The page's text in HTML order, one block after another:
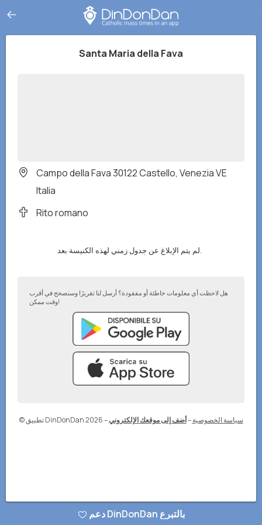
Santa Maria della Fava
Campo della Fava 30122 Castello, Venezia VE
Italia
Rito romano
لم يتم الإبلاغ عن جدول زمني لهذه الكنيسة بعد.
هل لاحظت أي معلومات خاطئة أو مفقودة؟ أرسل لنا تقريرًا وسنصحح في أقرب
وقت ممكن!
© تطبيق DinDonDan 2026– سياسة الخصوصية –أضف إلى موقعك الإلكتروني
دعم DinDonDan بالتبرع